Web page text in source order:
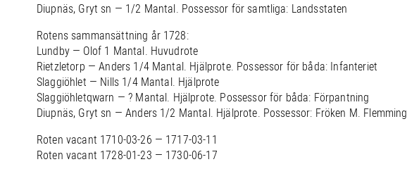
Diupnäs, Gryt sn — 1/2 Mantal. Possessor för samtliga: Landsstaten
Rotens sammansättning år 1728:
Lundby — Olof 1 Mantal. Huvudrote
Rietzletorp — Anders 1/4 Mantal. Hjälprote. Possessor för båda: Infanteriet
Slaggiöhlet — Nills 1/4 Mantal. Hjälprote
Slaggiöhletqwarn — ? Mantal. Hjälprote. Possessor för båda: Förpantning
Diupnäs, Gryt sn — Anders 1/2 Mantal. Hjälprote. Possessor: Fröken M. Flemming
Roten vacant 1710-03-26 — 1717-03-11
Roten vacant 1728-01-23 — 1730-06-17